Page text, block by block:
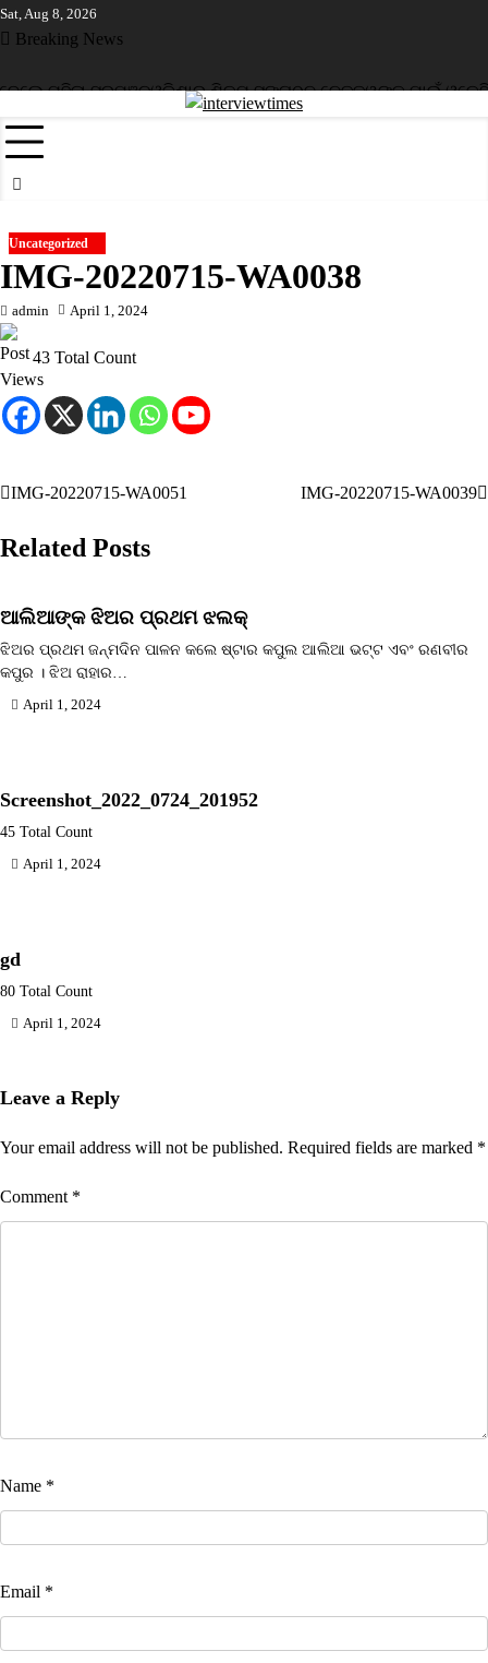
Skip
to
Sat, Aug 8, 2026
Breaking News
ମହିଳା ସରପଞ୍ଚଓଡ଼ିଶାର ଶିଳ୍ପ ସଙ୍ଗଠନ ନେତୃତ୍ୱଙ୍କ ପାଇଁ
Uncategorized
IMG-20220715-WA0038
admin April 1, 2024
43 Total Count
Post
navigation
IMG-20220715-WA0051 IMG-20220715-WA0039
Related Posts
ଆଲିଆଙ୍କ ଝିଅର ପ୍ରଥମ ଝଲକ୍‌
ଝିଅର ପ୍ରଥମ ଜନ୍ମଦିନ ପାଳନ କଲେ ଷ୍ଟାର କପୁଲ ଆଲିଆ ଭଟ୍ଟ ଏବଂ ରଣବୀର
କପୁର । ଝିଅ ରାହାର…
April 1, 2024
Screenshot_2022_0724_201952
45 Total Count
April 1, 2024
gd
80 Total Count
April 1, 2024
Leave a Reply
Your email address will not be published. Required fields are marked *
Comment *
Name *
Email *